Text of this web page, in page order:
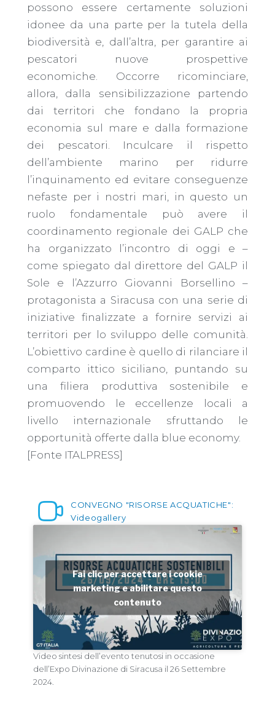
possono essere certamente soluzioni
idonee da una parte per la tutela della
biodiversità e, dall’altra, per garantire ai
pescatori nuove prospettive
economiche. Occorre ricominciare,
allora, dalla sensibilizzazione partendo
dai territori che fondano la propria
economia sul mare e dalla formazione
dei pescatori. Inculcare il rispetto
dell’ambiente marino per ridurre
l’inquinamento ed evitare conseguenze
nefaste per i nostri mari, in questo un
ruolo fondamentale può avere il
coordinamento regionale dei GALP che
ha organizzato l’incontro di oggi e –
come spiegato dal direttore del GALP il
Sole e l’Azzurro Giovanni Borsellino –
protagonista a Siracusa con una serie di
iniziative finalizzate a fornire servizi ai
territori per lo sviluppo delle comunità.
L’obiettivo cardine è quello di rilanciare il
comparto ittico siciliano, puntando su
una filiera produttiva sostenibile e
promuovendo le eccellenze locali a
livello internazionale sfruttando le
opportunità offerte dalla blue economy.
[Fonte ITALPRESS]
CONVEGNO "RISORSE ACQUATICHE":
Videogallery
Fai clic per accettare i cookie
marketing e abilitare questo
contenuto
Video sintesi dell’evento tenutosi in occasione
dell’Expo Divinazione di Siracusa il 26 Settembre
2024.